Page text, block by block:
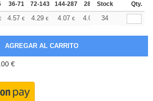
36-71 72-143 144-287 288 + Más
Stock Qty.
4.57 € 4.29 € 4.07 € 4.03 34
€